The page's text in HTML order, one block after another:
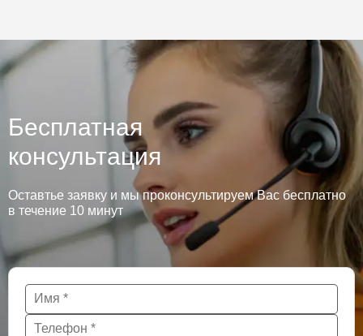
Бесплатная
консультация
Оставтье заявку и мы проконсультируем Вас бесплатно
в течение 10 минут